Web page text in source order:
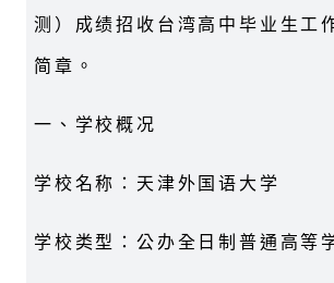
测）成绩招收台湾高中毕业生工
简章。
一、学校概况
学校名称：天津外国语大学
学校类型：公办全日制普通高等